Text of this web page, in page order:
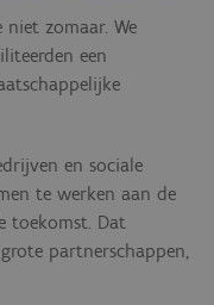
zomaar. We
een
en sociale
te werken aan de
toekomst. Dat
partnerschappen,